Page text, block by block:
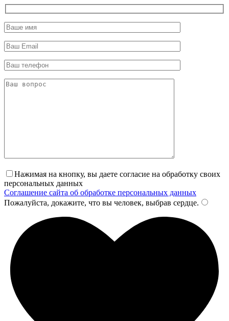
Нажимая на кнопку, вы даете согласие на обработку своих
персональных данных
Соглашение сайта об обработке персональных данных
Пожалуйста, докажите, что вы человек, выбрав сердце.